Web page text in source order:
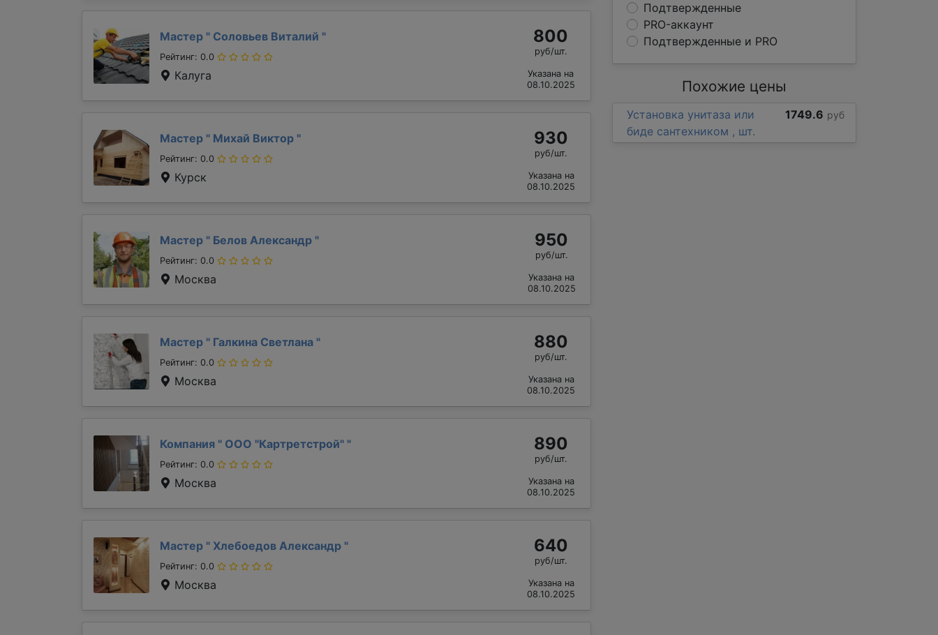
Подтвержденные
PRO-аккаунт
Подтвержденные и PRO
Мастер " Соловьев Виталий "
Рейтинг: 0.0
Калуга
800
руб/шт.
Указана на
08.10.2025
Мастер " Михай Виктор "
Рейтинг: 0.0
Курск
930
руб/шт.
Указана на
08.10.2025
Мастер " Белов Александр "
Рейтинг: 0.0
Москва
950
руб/шт.
Указана на
08.10.2025
Мастер " Галкина Светлана "
Рейтинг: 0.0
Москва
880
руб/шт.
Указана на
08.10.2025
Компания " ООО "Картретстрой" "
Рейтинг: 0.0
Москва
890
руб/шт.
Указана на
08.10.2025
Мастер " Хлебоедов Александр "
Рейтинг: 0.0
Москва
640
руб/шт.
Указана на
08.10.2025
Похожие цены
Установка унитаза или
биде сантехником , шт.
1749.6 руб